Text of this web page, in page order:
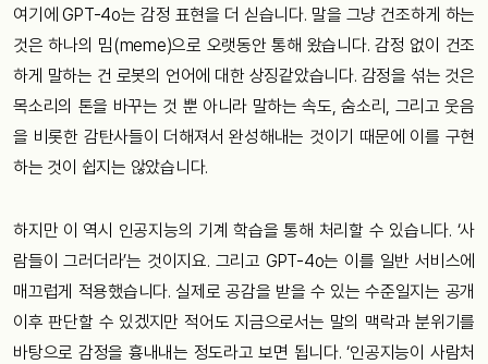
여기에 GPT-4o는 감정 표현을 더 싣습니다. 말을 그냥 건조하게 하는
것은 하나의 밈(meme)으로 오랫동안 통해 왔습니다. 감정 없이 건조
하게 말하는 건 로봇의 언어에 대한 상징같았습니다. 감정을 섞는 것은
목소리의 톤을 바꾸는 것 뿐 아니라 말하는 속도, 숨소리, 그리고 웃음
을 비롯한 감탄사들이 더해져서 완성해내는 것이기 때문에 이를 구현
하는 것이 쉽지는 않았습니다.
하지만 이 역시 인공지능의 기계 학습을 통해 처리할 수 있습니다. ‘사
람들이 그러더라’는 것이지요. 그리고 GPT-4o는 이를 일반 서비스에
매끄럽게 적용했습니다. 실제로 공감을 받을 수 있는 수준일지는 공개
이후 판단할 수 있겠지만 적어도 지금으로서는 말의 맥락과 분위기를
바탕으로 감정을 흉내내는 정도라고 보면 됩니다. ‘인공지능이 사람처